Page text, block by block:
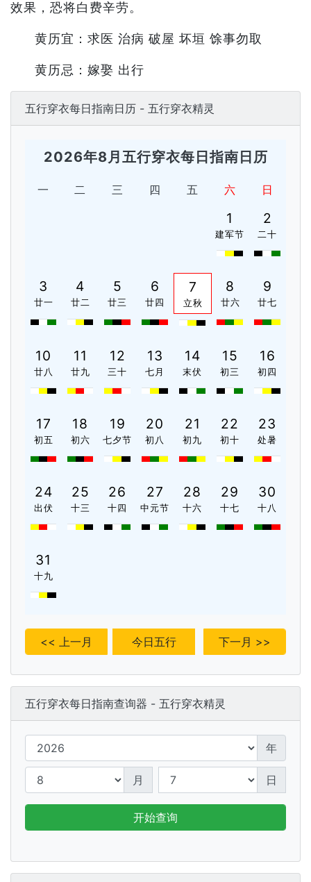
效果，恐将白费辛劳。
黄历宜：求医 治病 破屋 坏垣 馀事勿取
黄历忌：嫁娶 出行
五行穿衣每日指南日历 - 五行穿衣精灵
2026年8月五行穿衣每日指南日历
一 二 三 四 五 六 日
1
建军节
2
二十
3
廿一
4
廿二
5
廿三
6
廿四
7
立秋
8
廿六
9
廿七
10
廿八
11
廿九
12
三十
13
七月
14
末伏
15
初三
16
初四
17
初五
18
初六
19
七夕节
20
初八
21
初九
22
初十
23
处暑
24
出伏
25
十三
26
十四
27
中元节
28
十六
29
十七
30
十八
31
十九
<< 上一月 今日五行 下一月 >>
五行穿衣每日指南查询器 - 五行穿衣精灵
年
月 日
开始查询